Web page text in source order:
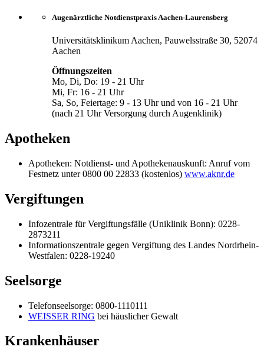
Augenärztliche Notdienstpraxis Aachen-Laurensberg
Universitätsklinikum Aachen, Pauwelsstraße 30, 52074
Aachen
Öffnungszeiten
Mo, Di, Do: 19 - 21 Uhr
Mi, Fr: 16 - 21 Uhr
Sa, So, Feiertage: 9 - 13 Uhr und von 16 - 21 Uhr
(nach 21 Uhr Versorgung durch Augenklinik)
Apotheken
Apotheken: Notdienst- und Apothekenauskunft: Anruf vom
Festnetz unter 0800 00 22833 (kostenlos) www.aknr.de
Vergiftungen
Infozentrale für Vergiftungsfälle (Uniklinik Bonn): 0228-
2873211
Informationszentrale gegen Vergiftung des Landes Nordrhein-
Westfalen: 0228-19240
Seelsorge
Telefonseelsorge: 0800-1110111
WEISSER RING bei häuslicher Gewalt
Krankenhäuser